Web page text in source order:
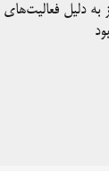
دلیل فعالیت‌های